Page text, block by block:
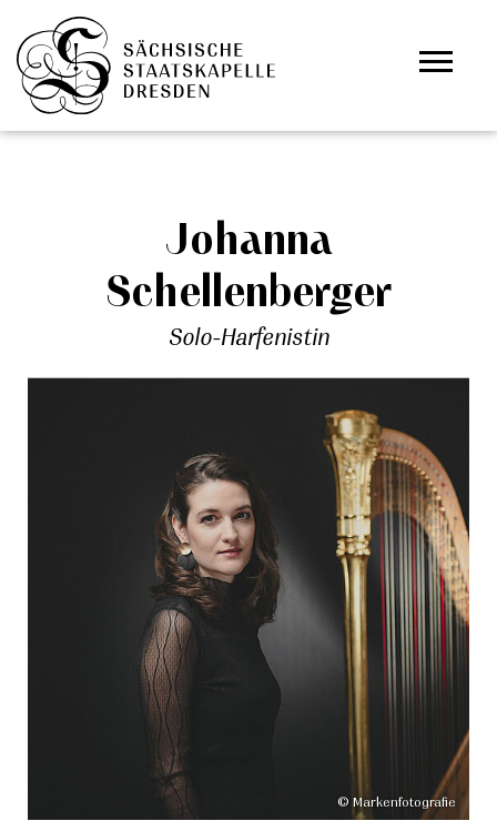
Zum Hauptinhalt springen
Johanna
Schellenberger
Solo-Harfenistin
© Markenfotografie
Cookie-Einstellungen